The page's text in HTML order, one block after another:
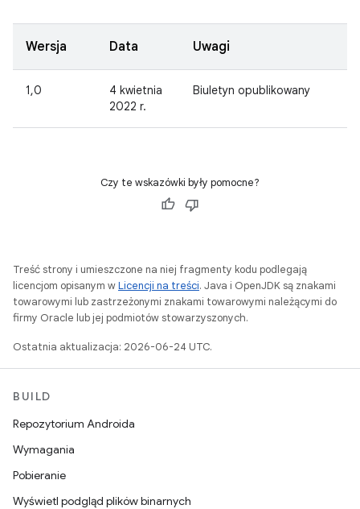
Wersja Data Uwagi
1,0
4 kwietnia
2022 r.
Biuletyn opublikowany
Czy te wskazówki były pomocne?
Treść strony i umieszczone na niej fragmenty kodu podlegają
licencjom opisanym wLicencji na treści. Java i OpenJDK są znakami
towarowymi lub zastrzeżonymi znakami towarowymi należącymi do
firmy Oracle lub jej podmiotów stowarzyszonych.
Ostatnia aktualizacja: 2026-06-24 UTC.
BUILD
Repozytorium Androida
Wymagania
Pobieranie
Wyświetl podgląd plików binarnych